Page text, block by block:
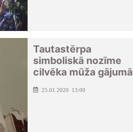
Tautastērpa
simboliskā nozīme
cilvēka mūža gājumā
25.01.2020 13:00